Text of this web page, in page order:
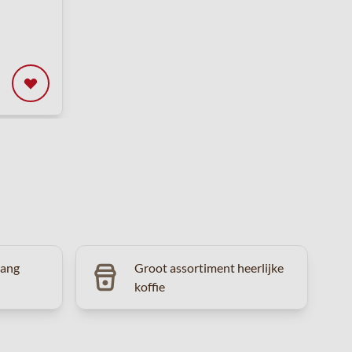
Groot assortiment heerlijke
koffie